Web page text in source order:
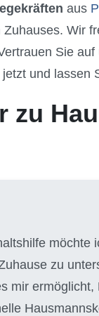
aus
Wir
Sie
und lassen
zu
möchte
zu
mir